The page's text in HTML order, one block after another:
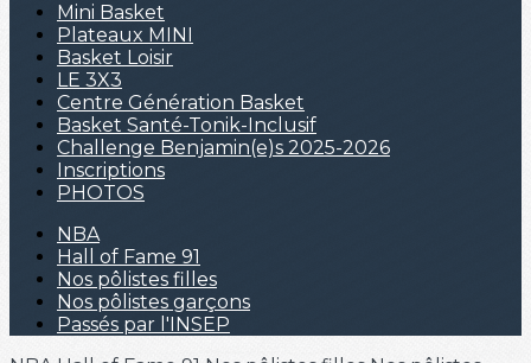
Mini Basket
Plateaux MINI
Basket Loisir
LE 3X3
Centre Génération Basket
Basket Santé-Tonik-Inclusif
Challenge Benjamin(e)s 2025-2026
Inscriptions
PHOTOS
NBA
Hall of Fame 91
Nos pôlistes filles
Nos pôlistes garçons
Passés par l'INSEP